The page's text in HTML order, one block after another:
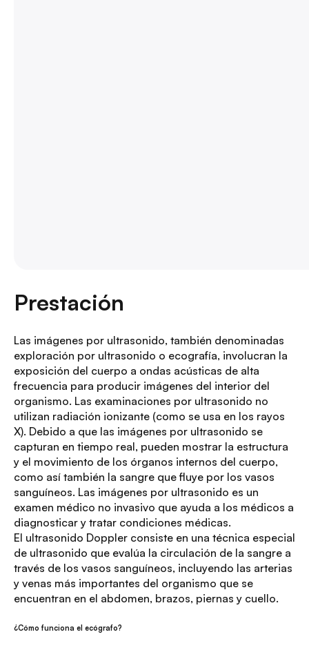
Prestación
Las imágenes por ultrasonido, también denominadas
exploración por ultrasonido o ecografía, involucran la
exposición del cuerpo a ondas acústicas de alta
frecuencia para producir imágenes del interior del
organismo. Las examinaciones por ultrasonido no
utilizan radiación ionizante (como se usa en los rayos
X). Debido a que las imágenes por ultrasonido se
capturan en tiempo real, pueden mostrar la estructura
y el movimiento de los órganos internos del cuerpo,
como así también la sangre que fluye por los vasos
sanguíneos. Las imágenes por ultrasonido es un
examen médico no invasivo que ayuda a los médicos a
diagnosticar y tratar condiciones médicas.
El ultrasonido Doppler consiste en una técnica especial
de ultrasonido que evalúa la circulación de la sangre a
través de los vasos sanguíneos, incluyendo las arterias
y venas más importantes del organismo que se
encuentran en el abdomen, brazos, piernas y cuello.
¿Cómo funciona el ecógrafo?